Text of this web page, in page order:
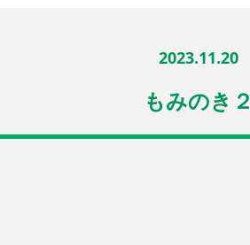
2023.11.20
もみのき２